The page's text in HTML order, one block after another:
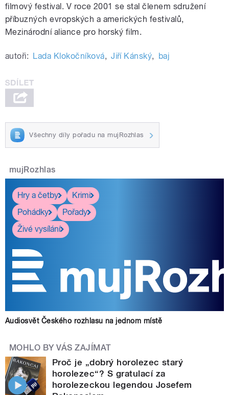
filmový festival. V roce 2001 se stal členem sdružení
příbuzných evropských a amerických festivalů,
Mezinárodní aliance pro horský film.
autoři: Lada Klokočníková, Jiří Kánský, baj
Všechny díly pořadu na mujRozhlas
mujRozhlas
Hry a četby
Krimi
Pohádky
Pořady
Živé vysílání
Audiosvět Českého rozhlasu na jednom místě
MOHLO BY VÁS ZAJÍMAT
Proč je „dobrý horolezec starý
horolezec“? S gratulací za
horolezeckou legendou Josefem